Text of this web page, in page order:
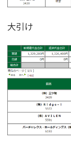
大引け